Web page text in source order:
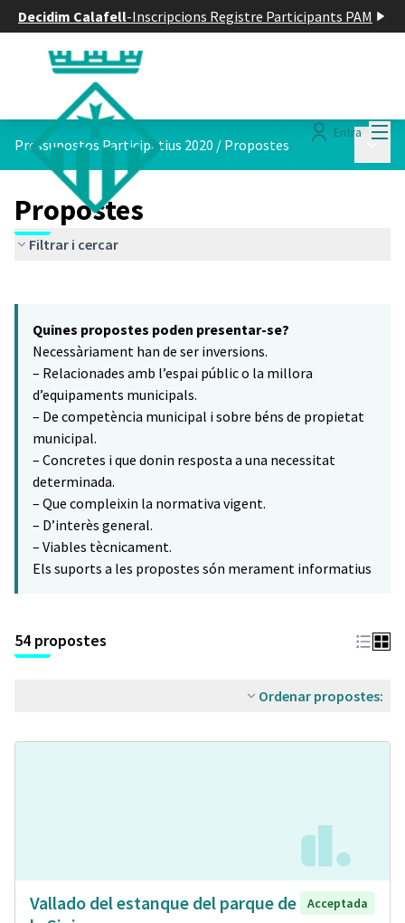
Decidim Calafell-Inscripcions Registre Participants PAM
Entra
Pressupostos Participatius 2020 / Propostes
Propostes
Filtrar i cercar
−
Quines propostes poden presentar-se?
Necessàriament han de ser inversions.
– Relacionades amb l’espai públic o la millora
d’equipaments municipals.
– De competència municipal i sobre béns de propietat
municipal.
– Concretes i que donin resposta a una necessitat
determinada.
– Que compleixin la normativa vigent.
– D’interès general.
– Viables tècnicament.
Els suports a les propostes són merament informatius
54 propostes
Ordenar propostes:
Vallado del estanque del parque de
Acceptada